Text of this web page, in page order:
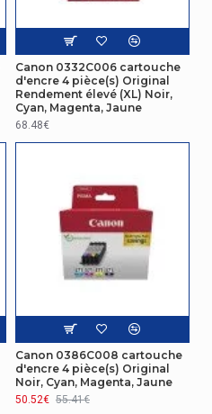
Canon 0332C006 cartouche
d'encre 4 pièce(s) Original
Rendement élevé (XL) Noir,
Cyan, Magenta, Jaune
68.48€
Canon 0386C008 cartouche
d'encre 4 pièce(s) Original
Noir, Cyan, Magenta, Jaune
50.52€ 55.41€